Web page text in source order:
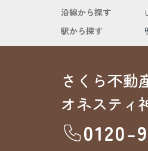
沿線から探す
駅から探す
さくら不動
オネスティ
0120-